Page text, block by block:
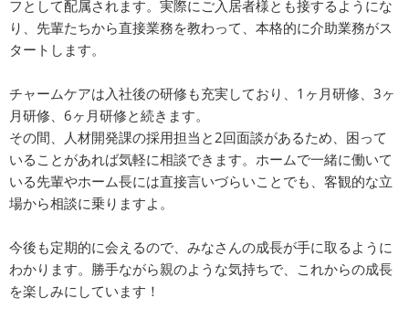
フとして配属されます。実際にご入居者様とも接するようにな
り、先輩たちから直接業務を教わって、本格的に介助業務がス
タートします。
チャームケアは入社後の研修も充実しており、1ヶ月研修、3ヶ
月研修、6ヶ月研修と続きます。
その間、人材開発課の採用担当と2回面談があるため、困って
いることがあれば気軽に相談できます。ホームで一緒に働いて
いる先輩やホーム長には直接言いづらいことでも、客観的な立
場から相談に乗りますよ。
今後も定期的に会えるので、みなさんの成長が手に取るように
わかります。勝手ながら親のような気持ちで、これからの成長
を楽しみにしています！